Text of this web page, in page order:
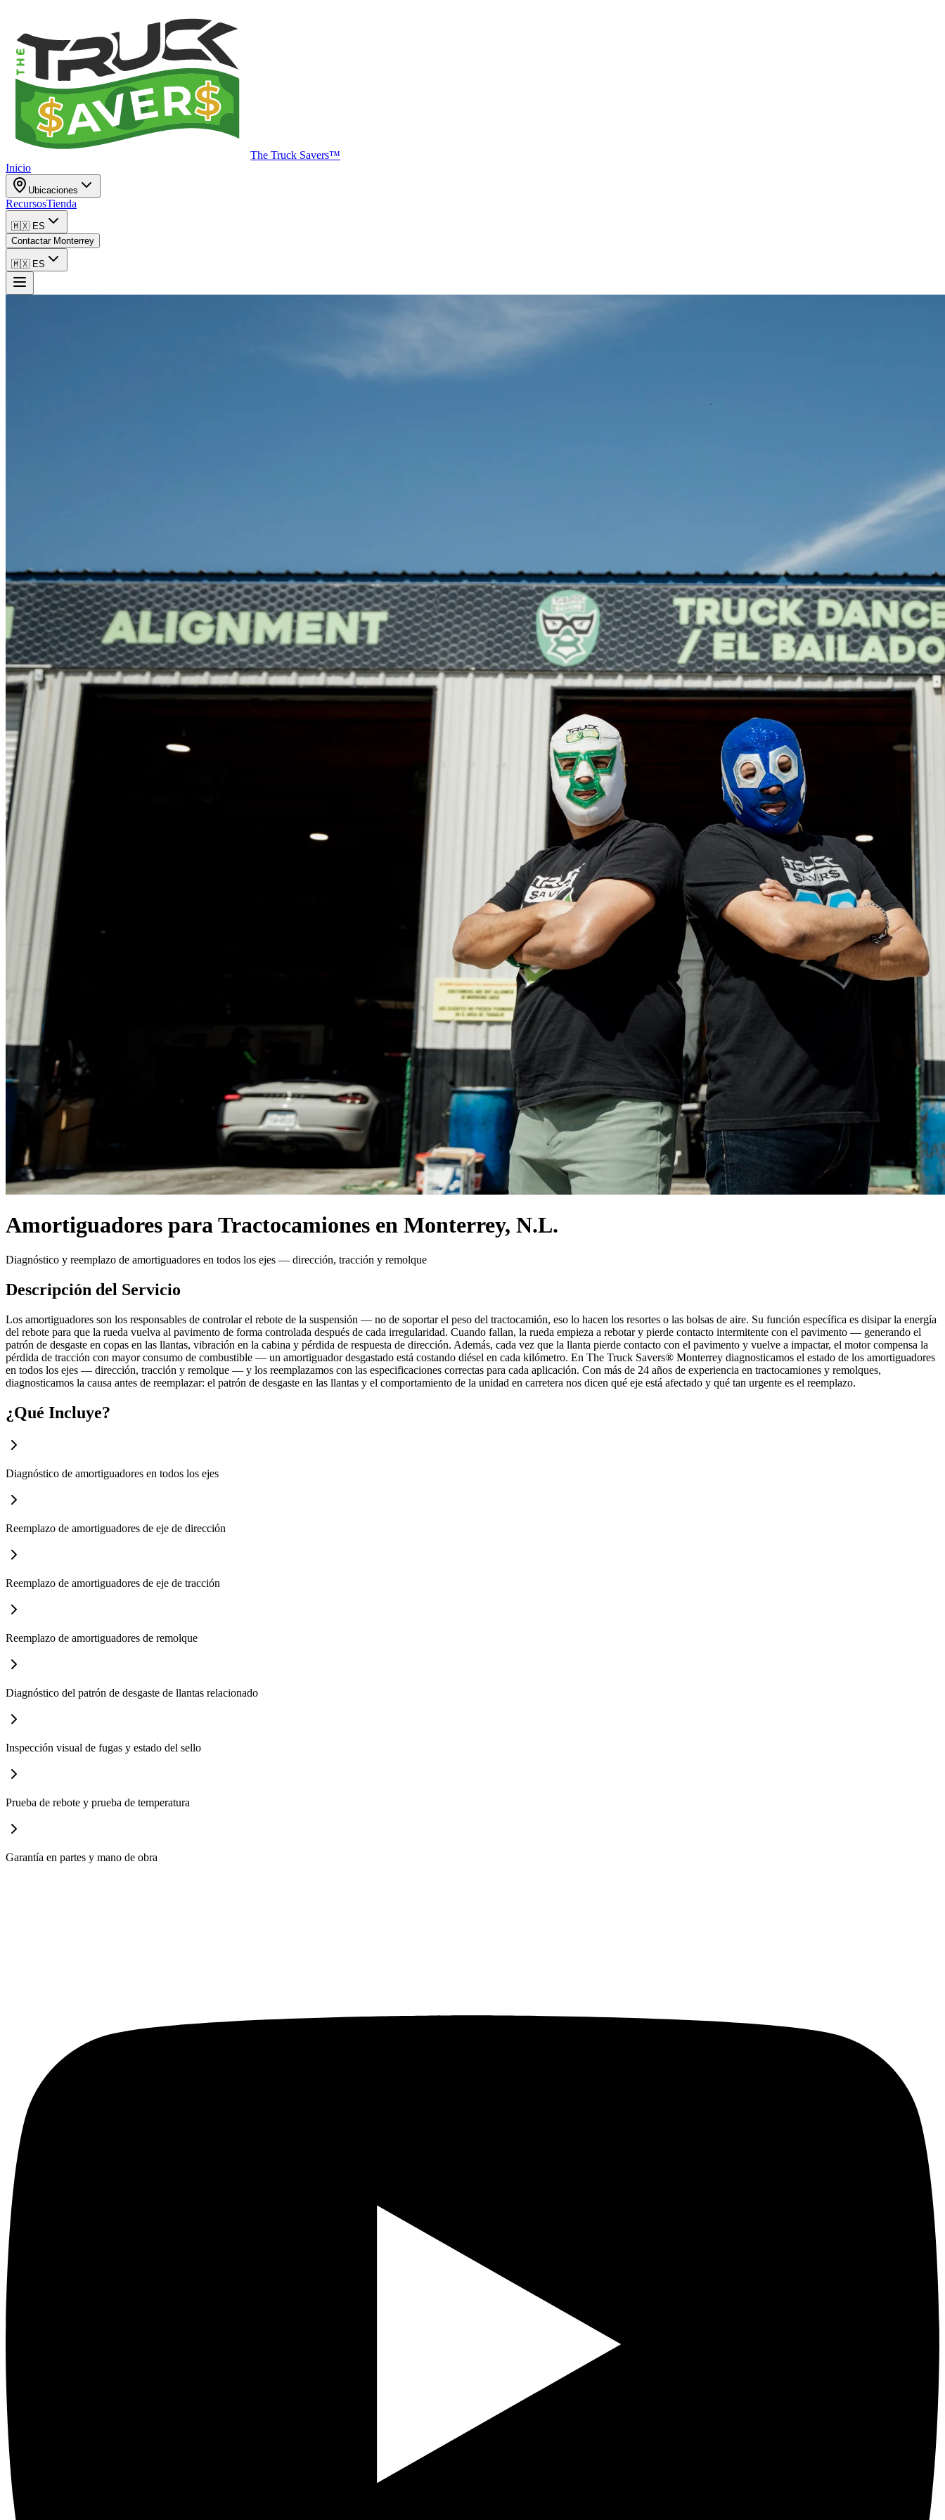
The Truck Savers™
Inicio
Ubicaciones
RecursosTienda
🇲🇽 ES
Contactar Monterrey
🇲🇽 ES
Amortiguadores para Tractocamiones en Monterrey, N.L.
Diagnóstico y reemplazo de amortiguadores en todos los ejes — dirección, tracción y remolque
Descripción del Servicio
Los amortiguadores son los responsables de controlar el rebote de la suspensión — no de soportar el peso del tractocamión, eso lo hacen los resortes o las bolsas de aire. Su función específica es disipar la energía
del rebote para que la rueda vuelva al pavimento de forma controlada después de cada irregularidad. Cuando fallan, la rueda empieza a rebotar y pierde contacto intermitente con el pavimento — generando el
patrón de desgaste en copas en las llantas, vibración en la cabina y pérdida de respuesta de dirección. Además, cada vez que la llanta pierde contacto con el pavimento y vuelve a impactar, el motor compensa la
pérdida de tracción con mayor consumo de combustible — un amortiguador desgastado está costando diésel en cada kilómetro. En The Truck Savers® Monterrey diagnosticamos el estado de los amortiguadores
en todos los ejes — dirección, tracción y remolque — y los reemplazamos con las especificaciones correctas para cada aplicación. Con más de 24 años de experiencia en tractocamiones y remolques,
diagnosticamos la causa antes de reemplazar: el patrón de desgaste en las llantas y el comportamiento de la unidad en carretera nos dicen qué eje está afectado y qué tan urgente es el reemplazo.
¿Qué Incluye?
Diagnóstico de amortiguadores en todos los ejes
Reemplazo de amortiguadores de eje de dirección
Reemplazo de amortiguadores de eje de tracción
Reemplazo de amortiguadores de remolque
Diagnóstico del patrón de desgaste de llantas relacionado
Inspección visual de fugas y estado del sello
Prueba de rebote y prueba de temperatura
Garantía en partes y mano de obra